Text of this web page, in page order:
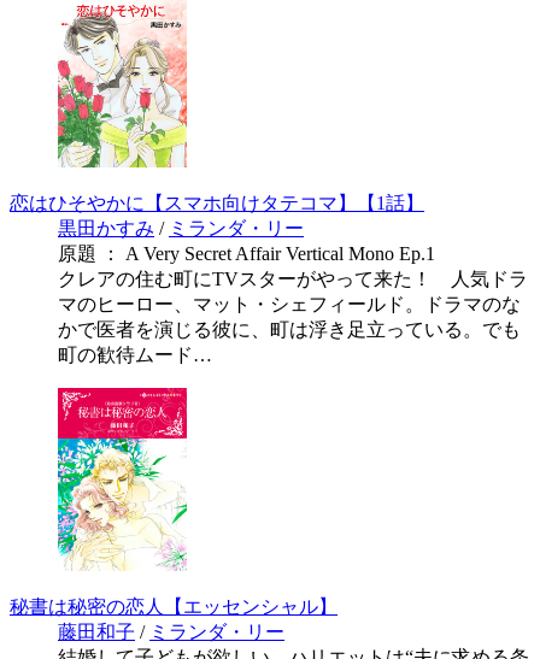
恋はひそやかに【スマホ向けタテコマ】【1話】
黒田かすみ / ミランダ・リー
原題 ： A Very Secret Affair Vertical Mono Ep.1
クレアの住む町にTVスターがやって来た！ 人気ドラ
マのヒーロー、マット・シェフィールド。ドラマのな
かで医者を演じる彼に、町は浮き足立っている。でも
町の歓待ムード…
秘書は秘密の恋人【エッセンシャル】
藤田和子 / ミランダ・リー